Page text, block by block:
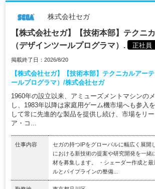
株式会社セガ
【株式会社セガ】【技術本部】テクニ
（デザインツールプログラマ）.
正社員
掲載終了日：2026/8/20
【株式会社セガ】【技術本部】テクニカルアー
ールプログラマ）/株式会社セガ
1960年の設立以来、アミューズメントマシンの
し、1983年以降は家庭用ゲーム機市場へも参入
して常に先進的な製品を提供し続け、市場をリ
ア・コ...
仕事内容
セガの持つIPをグローバルに幅広く展開
における新技術の提案や研究開発を一緒
材を募集します。 ・シェーダー作成と
ルとパイプラインの整備...